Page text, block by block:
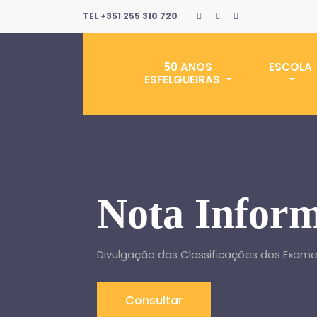
TEL +351 255 310 720
50 ANOS
ESFELGUEIRAS
ESCOLA
Nota
Divulgação das Classificações dos
Consultar